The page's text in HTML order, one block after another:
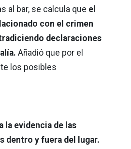
al bar, se calcula que el
con el crimen
declaraciones
Añadió que por el
los posibles
la evidencia de las
dentro y fuera del lugar.